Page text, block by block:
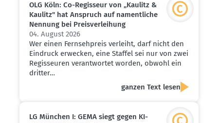
OLG Köln: Co-Regisseur von „Kaulitz &
Kaulitz" hat Anspruch auf nament­liche
Nennung bei Preis­ver­leihung
04. August 2026
Wer einen Fernsehpreis verleiht, darf nicht den
Eindruck erwecken, eine Staffel sei nur von zwei
Regisseuren verantwortet worden, obwohl ein
dritter…
ganzen Text lesen
LG München I: GEMA siegt gegen KI-